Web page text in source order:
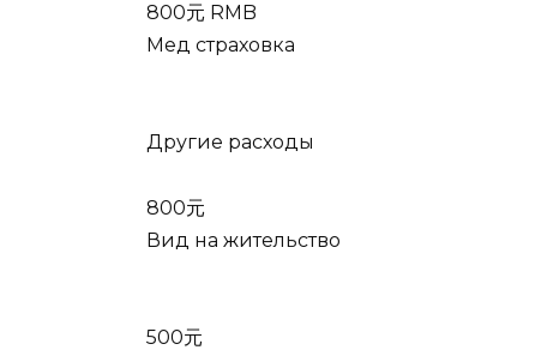
800元 RMB
Мед страховка
Другие расходы
800元
Вид на жительство
500元